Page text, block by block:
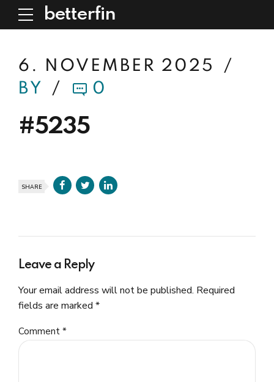
betterfin
6. NOVEMBER 2025
BY
0
#5235
SHARE
Leave a Reply
Your email address will not be published. Required
fields are marked *
Comment *